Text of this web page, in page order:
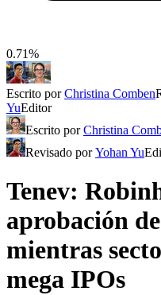
0.71%
Escrito porChristina Comben
YuEditor
Escrito porChristina
Revisado porYohan Yu
Tenev:
aprobación
mientras
mega IPOs